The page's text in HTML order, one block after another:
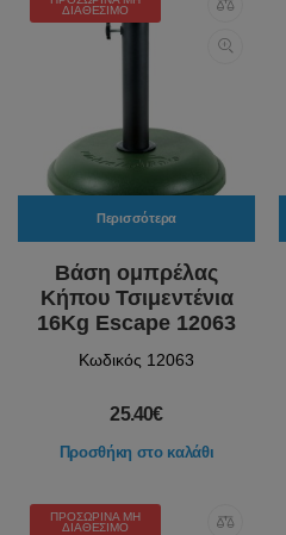
ΔΙΑΘΈΣΙΜΟ
Περισσότερα
Βάση ομπρέλας
Κήπου Τσιμεντένια
16Kg Escape 12063
Κωδικός 12063
25.40€
Προσθήκη στο καλάθι
ΠΡΟΣΩΡΙΝΆ ΜΗ
ΔΙΑΘΈΣΙΜΟ